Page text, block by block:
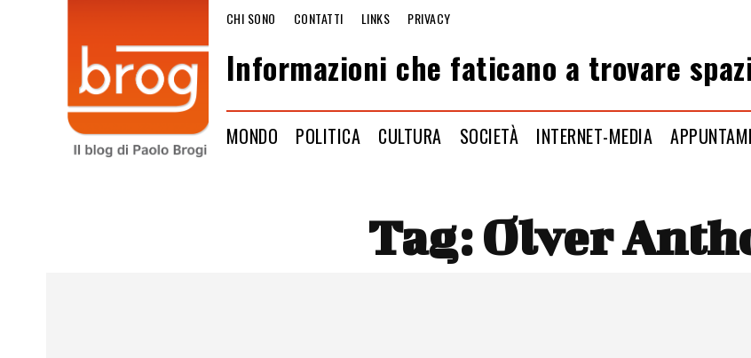
CHI SONO CONTATTI LINKS PRIVACY
Informazioni che faticano a trovare
MONDO POLITICA CULTURA SOCIETÀ INTERNET-MEDIA
Tag:Olver